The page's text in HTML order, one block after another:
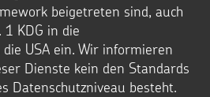
beigetreten sind, auch
1 KDG in die
USA ein. Wir informieren
Dienste kein den Standards
Datenschutzniveau besteht.